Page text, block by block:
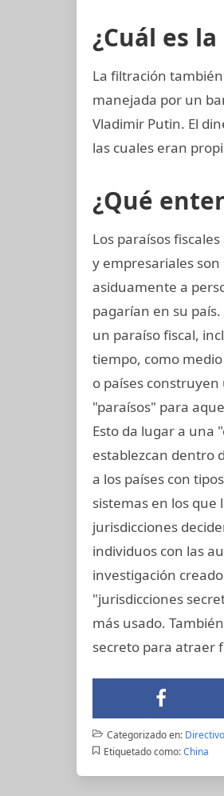
¿Cuál es
La filtración
manejada por un
Vladimir Putin. El
las cuales eran
¿Qué
Los paraísos
y empresariales
asiduamente a
pagarían en su
un paraíso fiscal,
tiempo, como
o países
"paraísos" para
Esto da lugar a una
establezcan dentro
a los países con
sistemas en los
jurisdicciones
individuos con las
investigación
"jurisdicciones
más usado.
secreto para atraer
Categorizado en:
Etiquetado como: China